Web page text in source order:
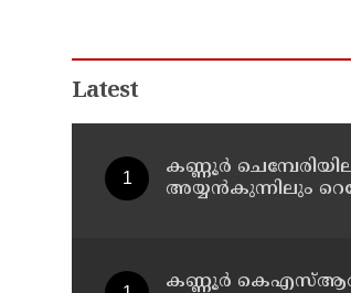
Latest
കണ്ണൂർ
അയ്യൻകുന്നിലും
കണ്ണൂർ